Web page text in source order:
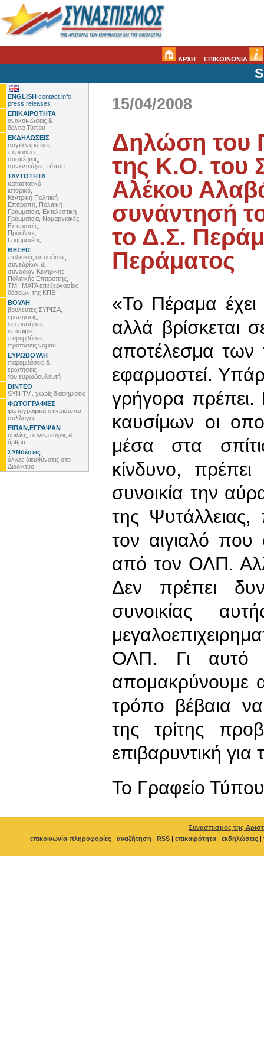
ΑΡΧΗ ΕΠΙΚΟΙΝΩΝΙΑ
ENGLISH contact info,
press releases
ΕΠΙΚΑΙΡΟΤΗΤΑ
ανακοινώσεις &
δελτία Τύπου
ΕΚΔΗΛΩΣΕΙΣ
συγκεντρώσεις,
περιοδείες,
συσκέψεις,
συνεντεύξεις Τύπου
ΤΑΥΤΟΤΗΤΑ
καταστατικό,
ιστορικό,
Κεντρική Πολιτική
Επιτροπή, Πολιτική
Γραμματεία, Εκτελεστική
Γραμματεία, Νομαρχιακές
Επιτροπές,
Πρόεδρος,
Γραμματέας
ΘΕΣΕΙΣ
πολιτικές αποφάσεις
συνεδρίων &
συνόδων Κεντρικής
Πολιτικής Επιτροπής,
ΤΜΗΜΑΤΑ επεξεργασίας
θέσεων της ΚΠΕ
ΒΟΥΛΗ
βουλευτές ΣΥΡΙΖΑ,
ερωτήσεις,
επερωτήσεις,
επίκαιρες,
παρεμβάσεις,
προτάσεις νόμου
ΕΥΡΩΒΟΥΛΗ
παρεμβάσεις &
ερωτήσεις
του ευρωβουλευτή
ΒΙΝΤΕΟ
SYN TV.. χωρίς διαφημίσεις
ΦΩΤΟΓΡΑΦΙΕΣ
φωτογραφικά στιγμιότυπα,
συλλογές
ΕΙΠΑΝ,ΕΓΡΑΨΑΝ
ομιλίες, συνεντεύξεις &
άρθρα
ΣΥΝδέσεις
άλλες διευθύνσεις στο
Διαδίκτυο
15/04/2008
Δηλώση του
της Κ.Ο. του
Αλέκου
συνάντησή
το Δ.Σ.
Περάματος
«Το Πέραμα
αλλά βρίσκεται
αποτέλεσμα των
εφαρμοστεί.
γρήγορα πρέπει.
καυσίμων οι
μέσα στα
κίνδυνο,
συνοικία την
της
τον αιγιαλό που
από τον ΟΛΠ.
Δεν πρέπει
συνοικίας
ΟΛΠ. Γι αυτό
απομακρύνουμε
τρόπο βέβαια
της τρίτης
επιβαρυντική
To Γραφείο Τύπου
Συνασπισμός της
επικοινωνία-πληροφορίες | αναζήτηση | RSS | επικαιρότητα | εκδηλώσεις |